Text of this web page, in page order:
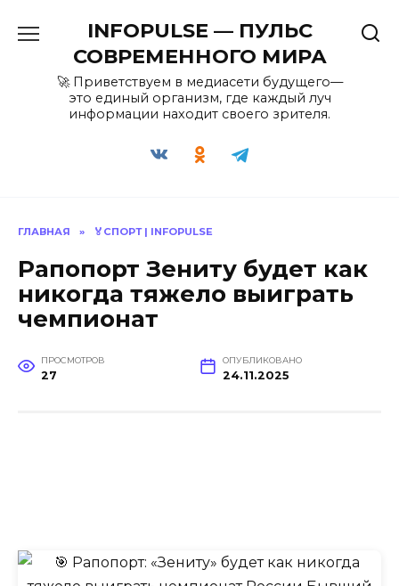
содержанию
INFOPULSE — ПУЛЬС
СОВРЕМЕННОГО МИРА
🚀 Приветствуем в медиасети будущего—
это единый организм, где каждый луч
информации находит своего зрителя.
ГЛАВНАЯ » 🏅СПОРТ | INFOPULSE
Рапопорт Зениту будет как
никогда тяжело выиграть
чемпионат
ПРОСМОТРОВ
27
ОПУБЛИКОВАНО
24.11.2025